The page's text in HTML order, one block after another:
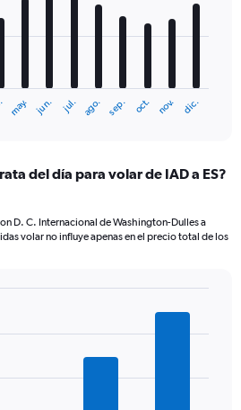
may. jun. jul. ago. sep. oct. nov. dic.
del día para volar de IAD a ES?
D. C. Internacional de Washington-Dulles a
volar no influye apenas en el precio total de los